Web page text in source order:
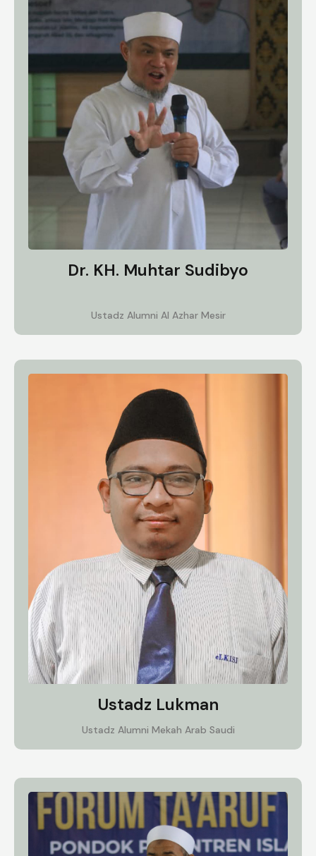
Dr. KH. Muhtar Sudibyo
Ustadz Alumni Al Azhar Mesir
Ustadz Lukman
Ustadz Alumni Mekah Arab Saudi